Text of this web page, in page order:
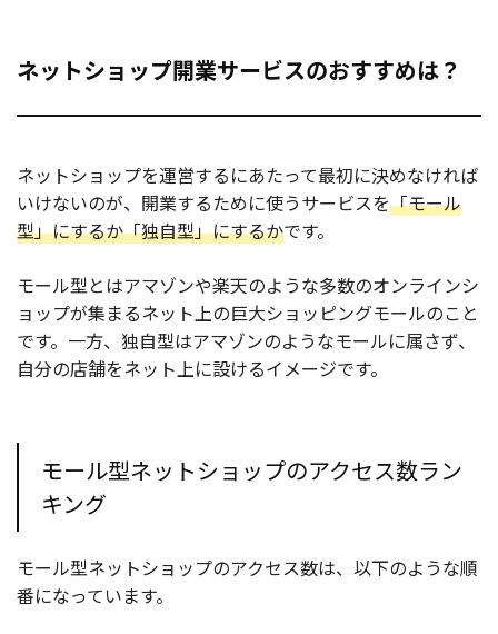
ネットショップ開業サービスのおすすめは？
ネットショップを運営するにあたって最初に決めなければ
いけないのが、開業するために使うサービスを「モール
型」にするか「独自型」にするかです。
モール型とはアマゾンや楽天のような多数のオンラインシ
ョップが集まるネット上の巨大ショッピングモールのこと
です。一方、独自型はアマゾンのようなモールに属さず、
自分の店舗をネット上に設けるイメージです。
モール型ネットショップのアクセス数ラン
キング
モール型ネットショップのアクセス数は、以下のような順
番になっています。